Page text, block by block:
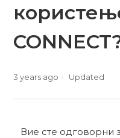
3 years ago Updated
Вие сте одговорни